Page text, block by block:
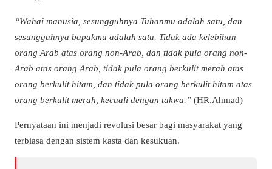
“Wahai manusia, sesungguhnya Tuhanmu adalah satu, dan
sesungguhnya bapakmu adalah satu. Tidak ada kelebihan
orang Arab atas orang non-Arab, dan tidak pula orang non-
Arab atas orang Arab, tidak pula orang berkulit merah atas
orang berkulit hitam, dan tidak pula orang berkulit hitam atas
orang berkulit merah, kecuali dengan takwa.” (HR.Ahmad)
Pernyataan ini menjadi revolusi besar bagi masyarakat yang
terbiasa dengan sistem kasta dan kesukuan.